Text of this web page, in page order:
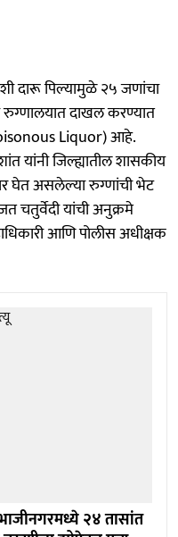
दारू पिल्यामुळे २५ जणांचा
दाखल करण्यात
Liquor) आहे.
यांनी जिल्ह्यातील शासकीय
घेत असलेल्या रुग्णांची भेट
चतुर्वेदी यांची अनुक्रमे
आणि पोलीस अधीक्षक
२४ तासांत